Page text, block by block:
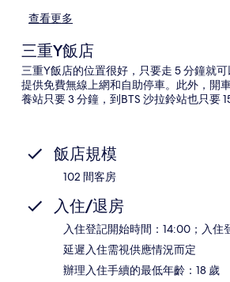
查看更多
三重Y飯店
三重Y飯店的位置很好，只要走 5 分鐘就
提供免費無線上網和自助停車。此外，開
養站只要 3 分鐘，到BTS 沙拉鈴站也只要
飯店規模
102 間客房
入住/退房
入住登記開始時間：14:00；入住
延遲入住需視供應情況而定
辦理入住手續的最低年齡：18 歲